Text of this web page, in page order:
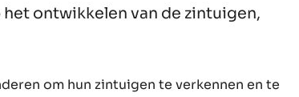
ontwikkelen van de zintuigen,
om hun zintuigen te verkennen en te